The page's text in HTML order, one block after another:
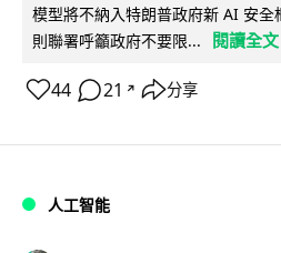
模型將不納入特朗普政府新 AI 安
則聯署呼籲政府不要限...
閱讀全文
44 21 ↗ 分享
人工智能